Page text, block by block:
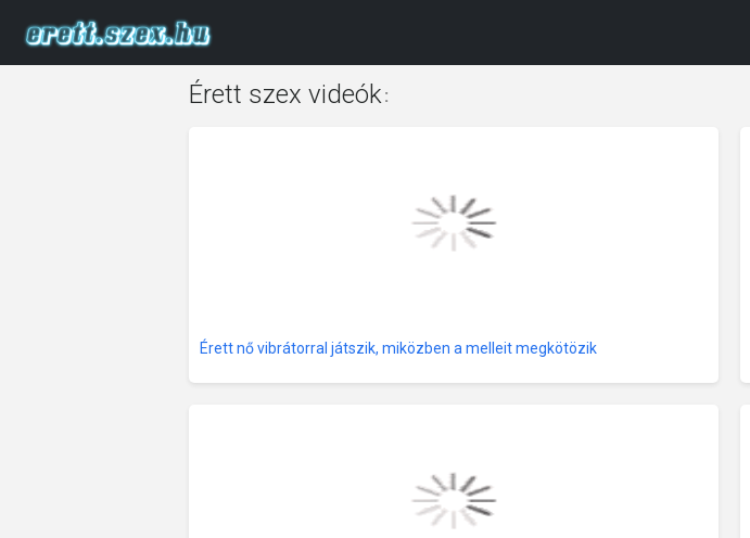
Érett szex videók:
Érett nő vibrátorral játszik, miközben a melleit megkötözik